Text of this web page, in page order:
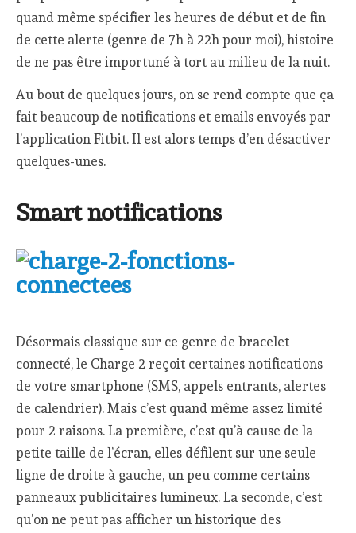
quand même spécifier les heures de début et de fin
de cette alerte (genre de 7h à 22h pour moi), histoire
de ne pas être importuné à tort au milieu de la nuit.
Au bout de quelques jours, on se rend compte que ça
fait beaucoup de notifications et emails envoyés par
l’application Fitbit. Il est alors temps d’en désactiver
quelques-unes.
Smart notifications
Désormais classique sur ce genre de bracelet
connecté, le Charge 2 reçoit certaines notifications
de votre smartphone (SMS, appels entrants, alertes
de calendrier). Mais c’est quand même assez limité
pour 2 raisons. La première, c’est qu’à cause de la
petite taille de l’écran, elles défilent sur une seule
ligne de droite à gauche, un peu comme certains
panneaux publicitaires lumineux. La seconde, c’est
qu’on ne peut pas afficher un historique des